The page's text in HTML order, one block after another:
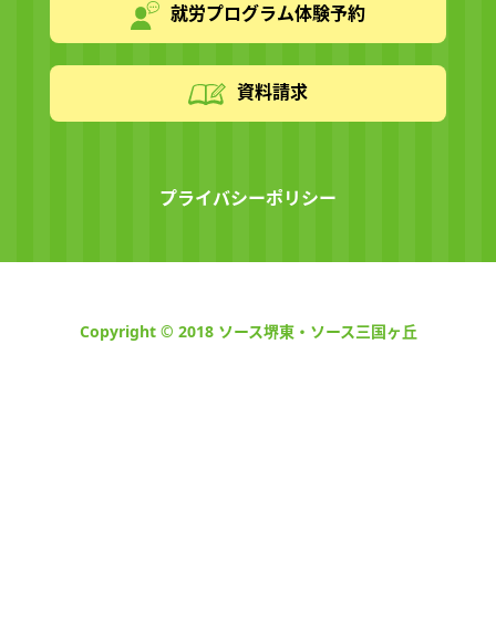
就労プログラム体験予約
資料請求
プライバシーポリシー
Copyright © 2018 ソース堺東・ソース三国ヶ丘